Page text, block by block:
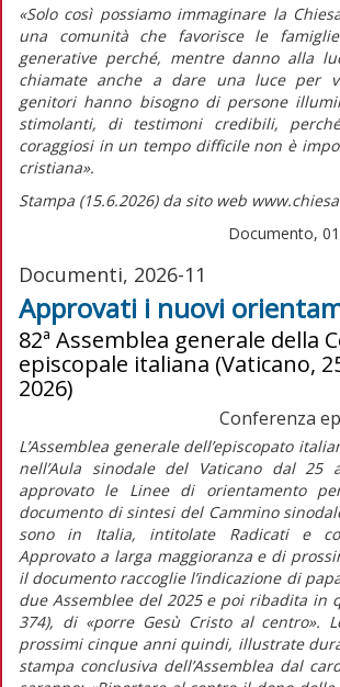
«Solo così possiamo immaginare la
una comunità che favorisce le
generative perché, mentre danno alla
chiamate anche adare una luce per
genitori hanno bisogno di persone
stimolanti, di testimoni credibili,
coraggiosi in un tempo difficile non è
cristiana».
Stampa (15.6.2026) da sito web
Documento,
Documenti, 2026-11
Approvati i nuovi
82ª Assemblea generale della
episcopale italiana (Vaticano,
2026)
Conferenza
L’Assemblea generale dell’episcopato
nell’Aula sinodale del Vaticano dal 25
approvato le Linee di orientamento
documento di sintesi del Cammino
sono in Italia, intitolateRadicati e
Approvato a larga maggioranza e di
il documento raccoglie l’indicazione di
due Assemblee del 2025 e poi ribadita in
374), di «porre Gesù Cristo al centro».
prossimi cinque anni quindi, illustrate
stampa conclusiva dell’Assemblea dal